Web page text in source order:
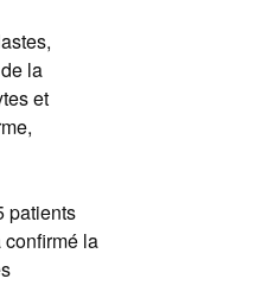
la
et
patients
la